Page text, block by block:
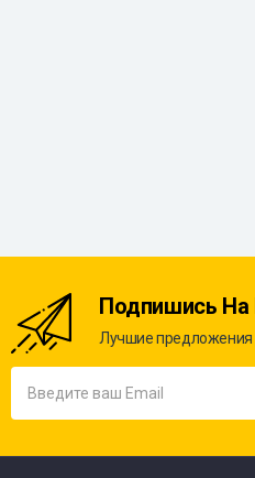
Подпишись На
Лучшие предложения